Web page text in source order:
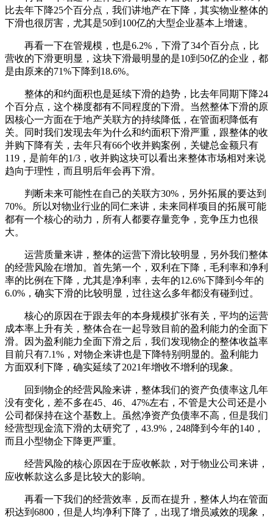
比去年下降25个百分点，我们讲地产在下降，其实物业整体的
下滑也很厉害，尤其是50到100亿的大型企业基本上增速。
再看一下在管规模，也是6.2%，下滑了34个百分点，比
营收的下滑更明显，这块下滑最明显的是10到50亿的企业，都
是由原来的71%下降到18.6%。
整体的和约面积也是延续下滑的趋势，比去年同期下降24
个百分点，这个梯度都有不同程度的下滑。当然整体下滑的原
因核心一方面在于地产关联方的持续降低，在管面积降低有
关。同时我们发现去年为什么和约面积下滑严重，跟整体的收
并购下降有关，去年只有66个收并购案例，关键总金额只有
119，是前年的1/3，收并购这块可以看出来整体市场相对来说
趋向于理性，而且明后年会再下滑。
判断未来可能性在自己的关联方30%，另外拓展的要达到
70%。所以对物业行业的同仁来讲，未来同样项目的拓展可能
都有一个核心的动力，所有人都要存量竞争，竞争压力也很
大。
运营质量来讲，整体的运营下滑比较明显，另外我们整体
的经营风险在增加。首先第一个，双利在下降，毛利率和净利
率的比例在下降，尤其是净利率，去年的12.6%下降到今年的
6.0%，确实下滑的比较明显，过往这么多年都没有碰到过。
核心的原因在于跟去年的本身规模扩张有关，平均的运营
成本率上升有关，整体合在一起导致目前的盈利能力的全面下
滑。因为盈利能力全面下滑之后，我们发现物企的整体收益率
目前只有7.1%，对物企来讲也是下降特别明显的。盈利能力
方面双利下降，确实延续了2021年增收不增利的现象。
回到物企的经营风险来讲，整体我们的资产负债率这几年
没有变化，差不多在45、46、47%左右，不管是大公司还是小
公司都保持在这个基数上。虽然净资产负债率不高，但是我们
经营型现金流下滑的太研究了，43.9%，248降到今年的140，
而且小型物企下降更严重。
经营风险的核心原因在于应收帐款，对于物业公司来讲，
应收帐款这么多是比较大的影响。
再看一下我们的经营效率，反而在提升，整体人均在管面
积达到6800，但是人均净利下降了，出现了增员减效的现象，